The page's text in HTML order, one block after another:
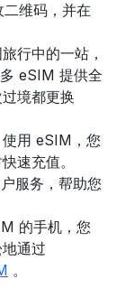
二维码，并在
行中的一站，
eSIM 提供全
境都更换
用 eSIM，您
速充值。
服务，帮助您
的手机，您
通过
。